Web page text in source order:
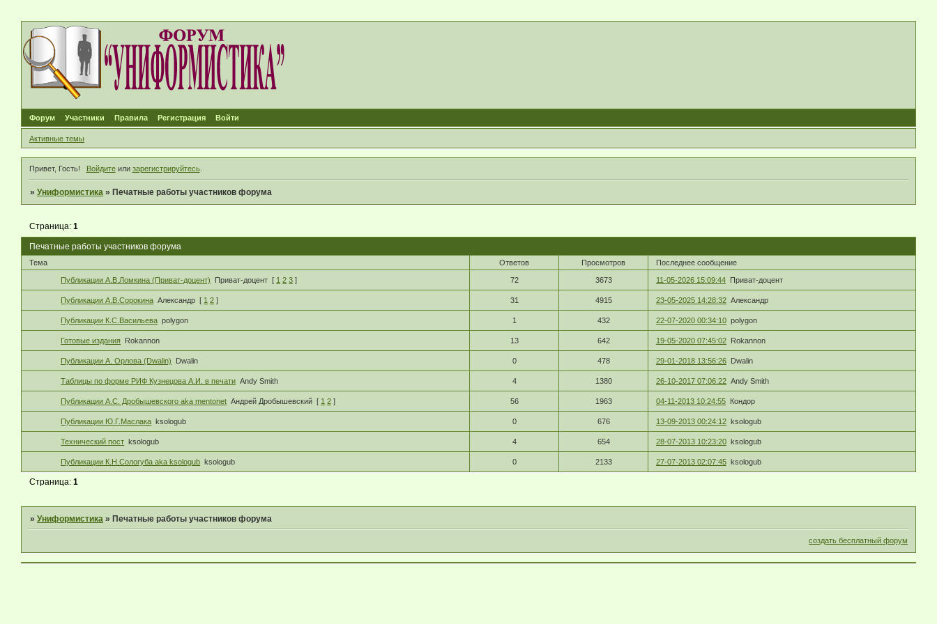
Форум Участники Правила Регистрация Войти
Активные темы
Привет, Гость! Войдитеили зарегистрируйтесь.
»Униформистика » Печатные работы участников форума
Печатные работы участников форума
Страница:1
Тема Ответов Просмотров Последнее сообщение
Публикации А.В.Ломкина (Приват-доцент) Приват-доцент [ 1 2 3 ] 72 3673 11-05-2026 15:09:44 Приват-доцент
Публикации А.В.Сорокина Александр [ 1 2 ] 31 4915 23-05-2025 14:28:32 Александр
Публикации К.С.Васильева polygon 1 432 22-07-2020 00:34:10 polygon
Готовые издания Rokannon 13 642 19-05-2020 07:45:02 Rokannon
Публикации А. Орлова (Dwalin) Dwalin 0 478 29-01-2018 13:56:26 Dwalin
Таблицы по форме РИФ Кузнецова А.И. в печати Andy Smith 4 1380 26-10-2017 07:06:22 Andy Smith
Публикации А.С. Дробышевского aka mentonet Андрей Дробышевский [ 1 2 ] 56 1963 04-11-2013 10:24:55 Кондор
Публикации Ю.Г.Маслака ksologub 0 676 13-09-2013 00:24:12 ksologub
Технический пост ksologub 4 654 28-07-2013 10:23:20 ksologub
Публикации К.Н.Сологуба aka ksologub ksologub 0 2133 27-07-2013 02:07:45 ksologub
Страница:1
»Униформистика »Печатные работы участников форума
создать бесплатный форум